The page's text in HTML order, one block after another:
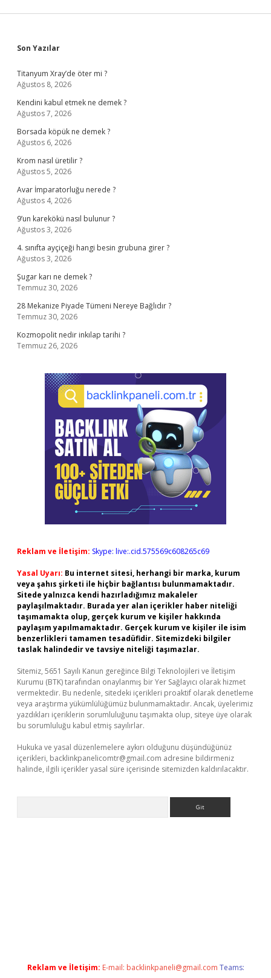
Sidebar
Son Yazılar
Titanyum Xray’de öter mi ?
Ağustos 8, 2026
Kendini kabul etmek ne demek ?
Ağustos 7, 2026
Borsada köpük ne demek ?
Ağustos 6, 2026
Krom nasıl üretilir ?
Ağustos 5, 2026
Avar İmparatorluğu nerede ?
Ağustos 4, 2026
9’un karekökü nasıl bulunur ?
Ağustos 3, 2026
4. sınıfta ayçiçeği hangi besin grubuna girer ?
Ağustos 3, 2026
Şugar karı ne demek ?
Temmuz 30, 2026
28 Mekanize Piyade Tümeni Nereye Bağlıdır ?
Temmuz 30, 2026
Kozmopolit nedir inkılap tarihi ?
Temmuz 26, 2026
Reklam ve İletişim: Skype: live:.cid.575569c608265c69
Yasal Uyarı: Bu internet sitesi, herhangi bir marka, kurum
veya şahıs şirketi ile hiçbir bağlantısı bulunmamaktadır.
Sitede yalnızca kendi hazırladığımız makaleler
paylaşılmaktadır. Burada yer alan içerikler haber niteliği
taşımamakta olup, gerçek kurum ve kişiler hakkında
paylaşım yapılmamaktadır. Gerçek kurum ve kişiler ile isim
benzerlikleri tamamen tesadüfidir. Sitemizdeki bilgiler
taslak halindedir ve tavsiye niteliği taşımazlar.
Sitemiz, 5651 Sayılı Kanun gereğince Bilgi Teknolojileri ve İletişim
Kurumu (BTK) tarafından onaylanmış bir Yer Sağlayıcı olarak hizmet
vermektedir. Bu nedenle, sitedeki içerikleri proaktif olarak denetleme
veya araştırma yükümlülüğümüz bulunmamaktadır. Ancak, üyelerimiz
yazdıkları içeriklerin sorumluluğunu taşımakta olup, siteye üye olarak
bu sorumluluğu kabul etmiş sayılırlar.
Hukuka ve yasal düzenlemelere aykırı olduğunu düşündüğünüz
içerikleri, backlinkpanelicomtr@gmail.com adresine bildirmeniz
halinde, ilgili içerikler yasal süre içerisinde sitemizden kaldırılacaktır.
Reklam ve İletişim: E-mail: backlinkpaneli@gmail.com Teams: